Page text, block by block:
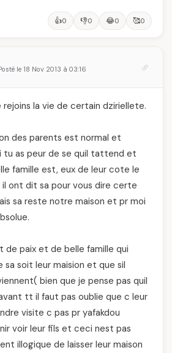
👍0 👎0 😂0 🥰0
le 18 Nov 2013 à 03:16
rejoins la vie de certain dziriellete.
des parents est normal et
as peur de se quil tattend et
famille est, eux de leur cote le
ont dit sa pour vous dire certe
sa reste notre maison et pr moi
de paix et de belle famille qui
soit leur maision et que sil
bien que je pense pas quil
tt il faut pas oublie que c leur
visite c pas pr yafakdou
voir leur fils et ceci nest pas
illogique de laisser leur maison